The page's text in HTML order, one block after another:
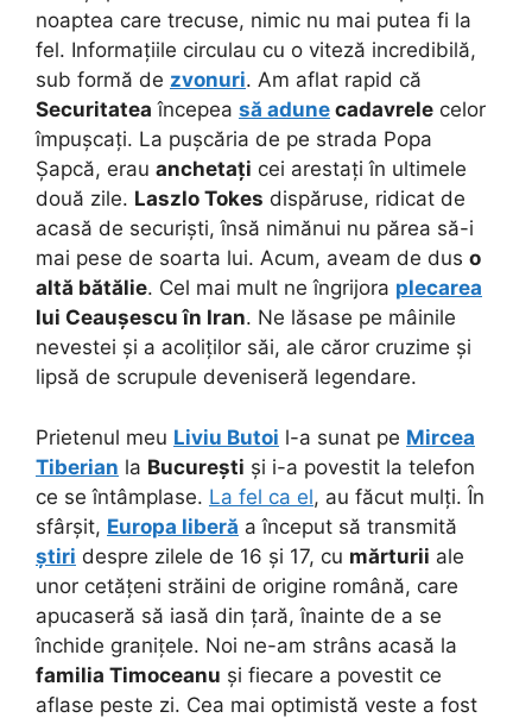
noaptea care trecuse, nimic nu mai putea fi la
fel. Informațiile circulau cu o viteză incredibilă,
sub formă de zvonuri. Am aflat rapid că
Securitatea începea să adune cadavrele celor
împușcați. La pușcăria de pe strada Popa
Șapcă, erau anchetați cei arestați în ultimele
două zile. Laszlo Tokes dispăruse, ridicat de
acasă de securiști, însă nimănui nu părea să-i
mai pese de soarta lui. Acum, aveam de dus o
altă bătălie. Cel mai mult ne îngrijora plecarea
lui Ceaușescu în Iran. Ne lăsase pe mâinile
nevestei și a acoliților săi, ale căror cruzime și
lipsă de scrupule deveniseră legendare.
Prietenul meu Liviu Butoi l-a sunat pe Mircea
Tiberian la București și i-a povestit la telefon
ce se întâmplase. La fel ca el, au făcut mulți. În
sfârșit, Europa liberă a început să transmită
știri despre zilele de 16 și 17, cu mărturii ale
unor cetățeni străini de origine română, care
apucaseră să iasă din țară, înainte de a se
închide granițele. Noi ne-am strâns acasă la
familia Timoceanu și fiecare a povestit ce
aflase peste zi. Cea mai optimistă veste a fost